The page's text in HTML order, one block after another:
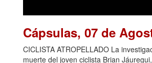
Cápsulas, 07 de
CICLISTA ATROPELLADO La
muerte del joven ciclista Brian